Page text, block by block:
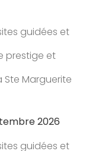
guidées et
prestige et
Ste Marguerite
2026
guidées et